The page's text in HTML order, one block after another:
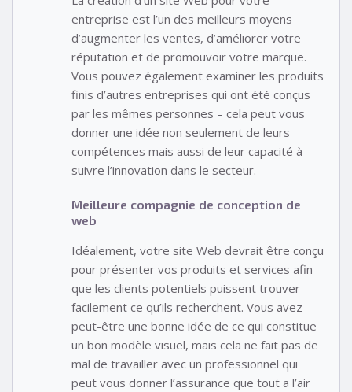
entreprise est l’un des meilleurs moyens
d’augmenter les ventes, d’améliorer votre
réputation et de promouvoir votre marque.
Vous pouvez également examiner les produits
finis d’autres entreprises qui ont été conçus
par les mêmes personnes – cela peut vous
donner une idée non seulement de leurs
compétences mais aussi de leur capacité à
suivre l’innovation dans le secteur.
Meilleure compagnie de conception de
web
Idéalement, votre site Web devrait être conçu
pour présenter vos produits et services afin
que les clients potentiels puissent trouver
facilement ce qu’ils recherchent. Vous avez
peut-être une bonne idée de ce qui constitue
un bon modèle visuel, mais cela ne fait pas de
mal de travailler avec un professionnel qui
peut vous donner l’assurance que tout a l’air